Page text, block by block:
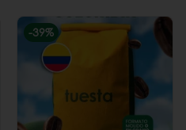
-39%